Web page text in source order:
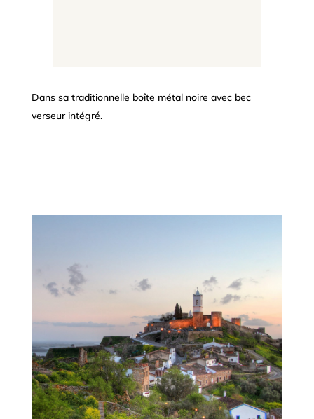
Dans sa traditionnelle boîte métal noire avec bec
verseur intégré.